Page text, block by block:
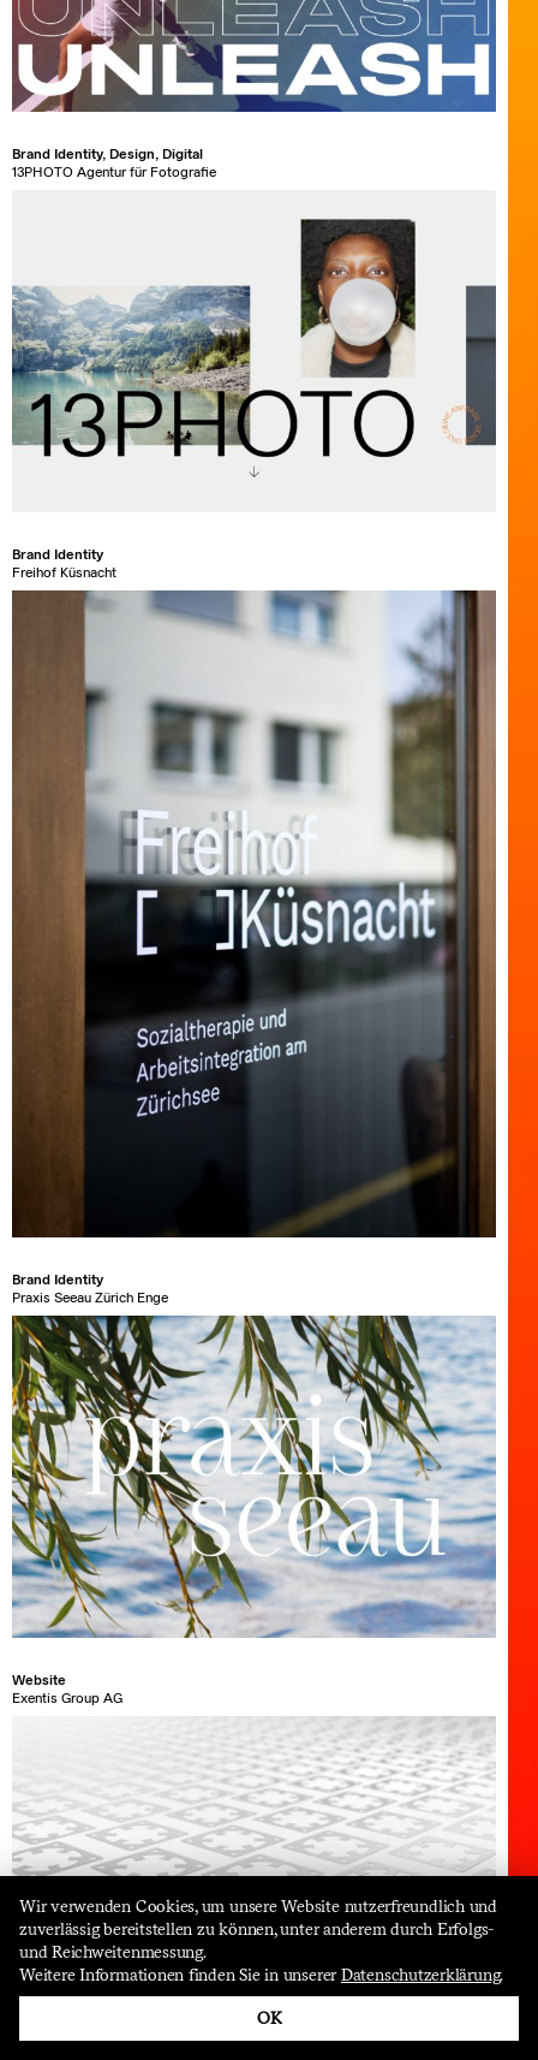
follow us
Brand Identity, Design, Digital
13PHOTO Agentur für Fotografie
Brand Identity
Freihof Küsnacht
Brand Identity
Praxis Seeau Zürich Enge
Website
Exentis Group AG
Wir verwenden Cookies, um unsere Website nutzerfreundlich und
zuverlässig bereitstellen zu können, unter anderem durch Erfolgs-
und Reichweitenmessung.
Weitere Informationen finden Sie in unsererDatenschutzerklärung.
OK